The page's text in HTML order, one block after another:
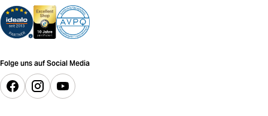
Folge uns auf Social Media